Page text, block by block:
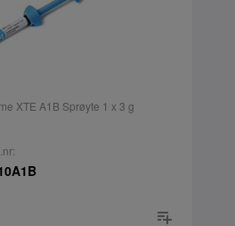
XTE A1B Sprøyte 1 x 3 g